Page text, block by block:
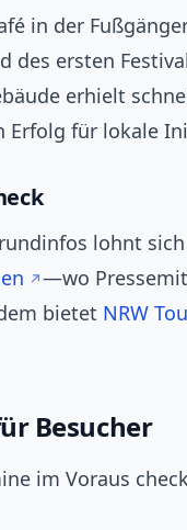
in der
des ersten
erhielt
für lokale
lohnt
—wo
bietet NRW
Besucher
im Voraus